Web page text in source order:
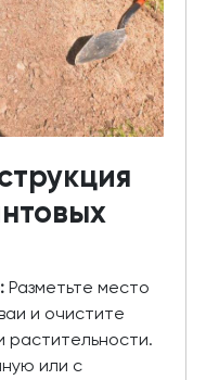
Разметьте место
и очистите
растительности.
или с